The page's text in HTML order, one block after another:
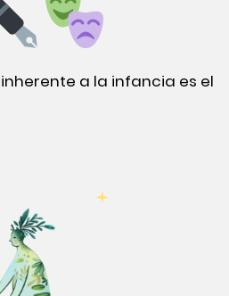
a la infancia es el